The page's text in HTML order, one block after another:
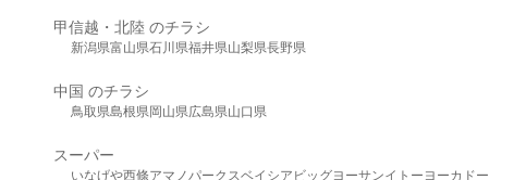
甲信越・北陸 のチラシ
新潟県富山県石川県福井県山梨県長野県
中国 のチラシ
鳥取県島根県岡山県広島県山口県
スーパー
いなげや西條アマノパークスベイシア ビッグヨーサンイトーヨーカドー